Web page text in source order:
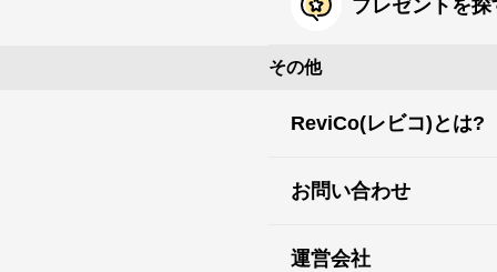
プレゼントを探
その他
ReviCo(レビコ)とは?
お問い合わせ
運営会社